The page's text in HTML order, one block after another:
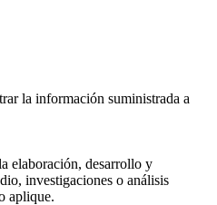
la información suministrada a
elaboración, desarrollo y
investigaciones o análisis
aplique.